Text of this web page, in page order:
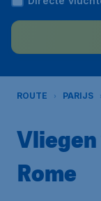
ROUTE PARIJS
Rome